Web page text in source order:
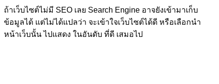
ถ้าเว็บไซต์ไม่มี SEO เลย Search Engine อาจยังเข้ามาเก็บ
ข้อมูลได้ แต่ไม่ได้แปลว่า จะเข้าใจเว็บไซต์ได้ดี หรือเลือกนำ
หน้าเว็บนั้น ไปแสดง ในอันดับ ที่ดี เสมอไป